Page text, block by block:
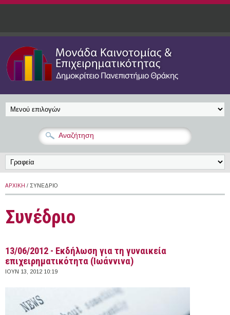
Παράκαμψη προς το κυρίως περιεχόμενο
ΑΡΧΙΚΉ / ΣΥΝΈΔΡΙΟ
Συνέδριο
13/06/2012 - Εκδήλωση για τη γυναικεία
επιχειρηματικότητα (Ιωάννινα)
ΙΟΥΝ 13, 2012 10:19